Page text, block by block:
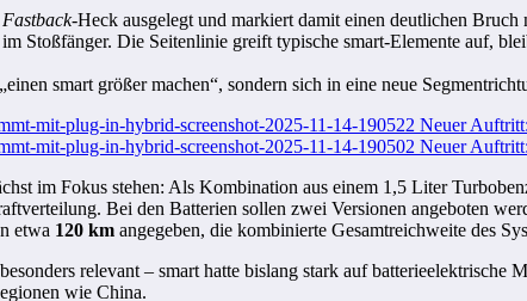
Fastback-Heck ausgelegt und markiert damit einen deutlichen
Stoßfänger. Die Seitenlinie greift typische smart-Elemente auf,
smart größer machen“, sondern sich in eine neue
im Fokus stehen: Als Kombination aus einem 1,5 Liter
Bei den Batterien sollen zwei Versionen angeboten
etwa 120 km angegeben, die kombinierte Gesamtreichweite des
relevant – smart hatte bislang stark auf
wie China.